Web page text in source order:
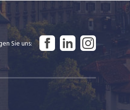
Sie uns